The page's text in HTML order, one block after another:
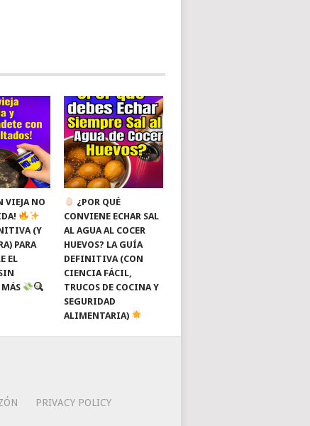
VIEJA NO
(Y
PARA
EL
MÁS
¿POR QUÉ
CONVIENE ECHAR SAL
AL AGUA AL COCER
HUEVOS? LA GUÍA
DEFINITIVA (CON
CIENCIA FÁCIL,
TRUCOS DE COCINA Y
SEGURIDAD
ALIMENTARIA)
PRIVACY POLICY